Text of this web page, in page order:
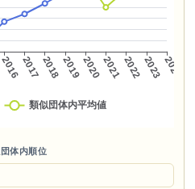
体内順位